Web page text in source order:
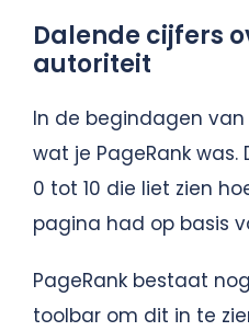
Dalende cijfers
autoriteit
In de begindagen van
wat je PageRank
0 tot 10 die liet zien
pagina had op basis
PageRank bestaat
toolbar om dit in te